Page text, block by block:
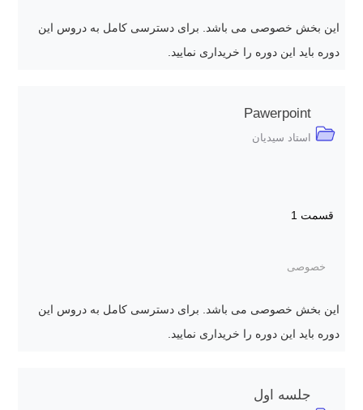
این بخش خصوصی می باشد. برای دسترسی کامل به دروس این
دوره باید این دوره را خریداری نمایید.
Pawerpoint
استاد سیدیان
قسمت 1
خصوصی
این بخش خصوصی می باشد. برای دسترسی کامل به دروس این
دوره باید این دوره را خریداری نمایید.
جلسه اول